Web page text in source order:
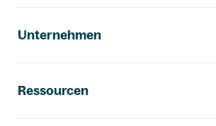
Unternehmen
Ressourcen